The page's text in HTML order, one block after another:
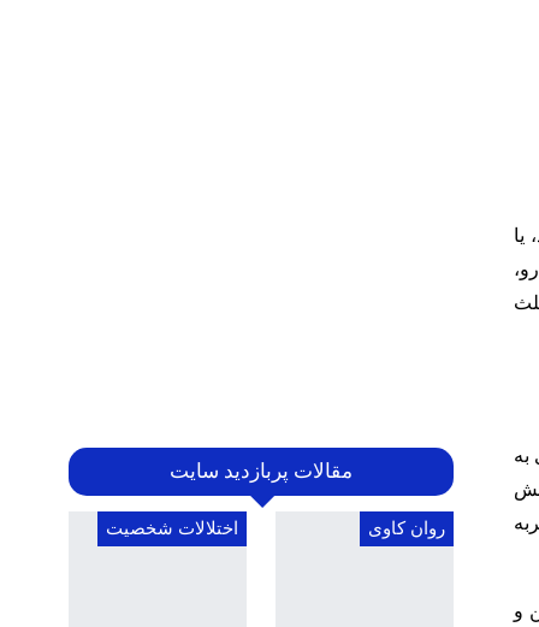
یا
به
و
مقالات پربازدید سایت
روان کاوی اختلالات شخصیت